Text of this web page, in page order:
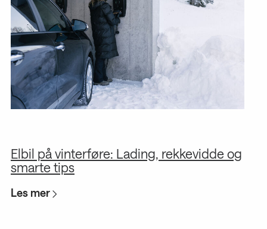
Elbil på vinterføre: Lading, rekkevidde og
smarte tips
Les mer